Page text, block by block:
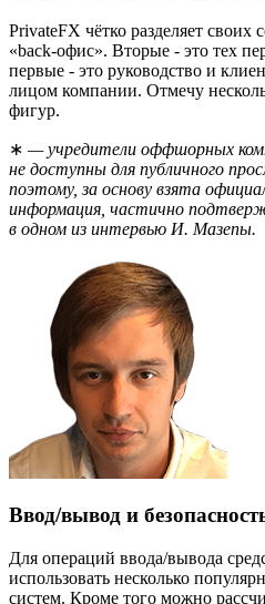
PrivateFX чётко разделяет
«back-офис». Вторые - это тех
первые - это руководство и
лицом компании. Отмечу
фигур.
∗ — учредители оффшорных
не доступны для публичного
поэтому, за основу взята
информация, частично
в одном из интервью И. Мазепы.
Ввод/вывод и
Для операций ввода/вывода
использовать несколько
систем. Кроме того можно